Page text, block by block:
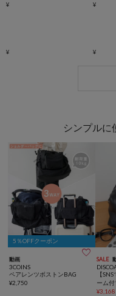
シンプルに
5％OFFクーポン
動画 
3COINS
ペアレンツボストンBAG
¥2,750
SALE
【
ーム付
《詳細
¥3,168